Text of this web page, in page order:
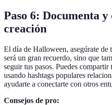
Paso 6: Documenta
creación
El día de Halloween, asegúrate
será un gran recuerdo, sino que
seguir tus pasos. Puedes compartir
usando hashtags populares
ayudarte a conectarte con otros
Consejos de pro: